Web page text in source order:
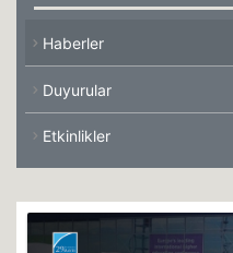
Haberler
Duyurular
Etkinlikler